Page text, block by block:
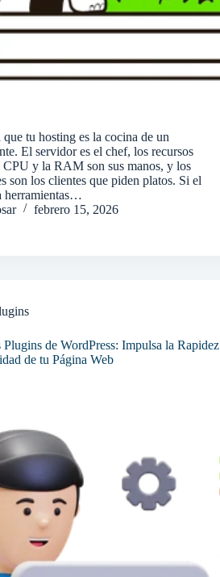
que tu hosting es la cocina de un
El servidor es el chef, los recursos
CPU y la RAM son sus manos, y los
son los clientes que piden platos. Si el
herramientas…
febrero 15, 2026
Plugins de WordPress: Impulsa la Rapidez
de tu Página Web